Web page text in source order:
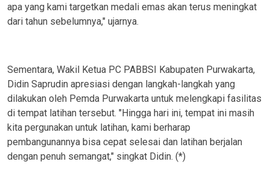
apa yang kami targetkan medali emas akan terus meningkat
dari tahun sebelumnya," ujarnya.
Sementara, Wakil Ketua PC PABBSI Kabupaten Purwakarta,
Didin Saprudin apresiasi dengan langkah-langkah yang
dilakukan oleh Pemda Purwakarta untuk melengkapi fasilitas
di tempat latihan tersebut. "Hingga hari ini, tempat ini masih
kita pergunakan untuk latihan, kami berharap
pembangunannya bisa cepat selesai dan latihan berjalan
dengan penuh semangat," singkat Didin. (*)